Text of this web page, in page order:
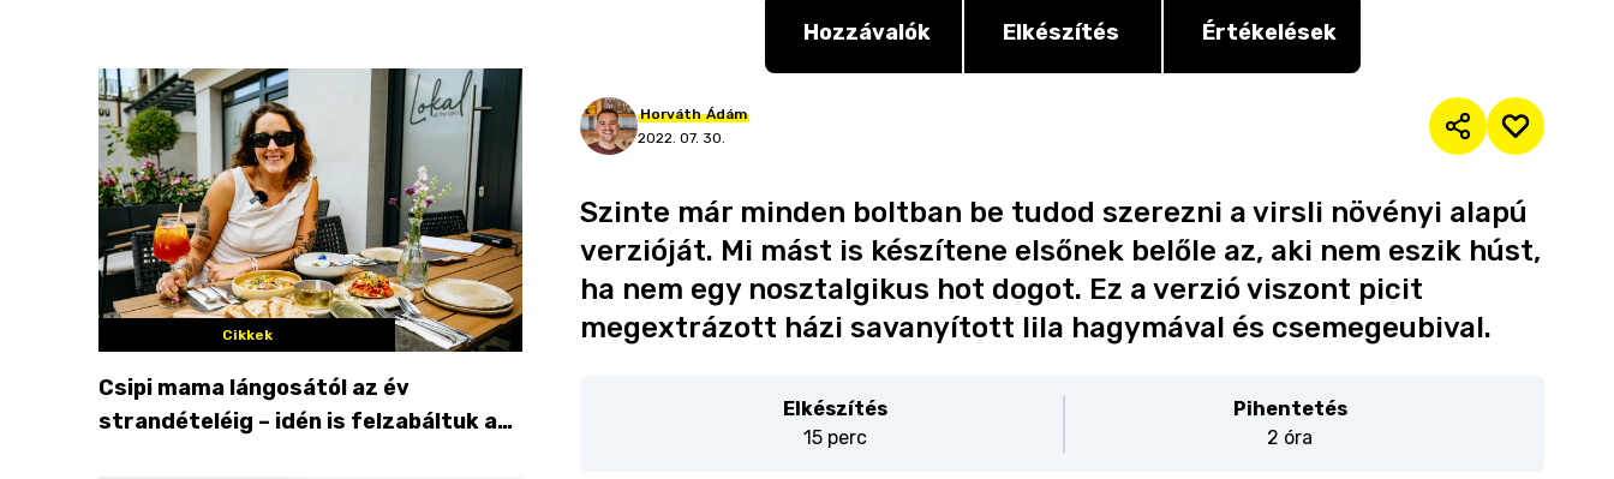
Cikkek
Csipi mama lángosától az év
strandételéig – idén is felzabáltuk a
Hozzávalók Elkészítés Értékelések
Horváth Ádám
2022. 07. 30.
Szinte már minden boltban be tudod szerezni a virsli növényi alapú
verzióját. Mi mást is készítene elsőnek belőle az, aki nem eszik húst,
ha nem egy nosztalgikus hot dogot. Ez a verzió viszont picit
megextrázott házi savanyított lila hagymával és csemegeubival.
Elkészítés
15 perc
Pihentetés
2 óra